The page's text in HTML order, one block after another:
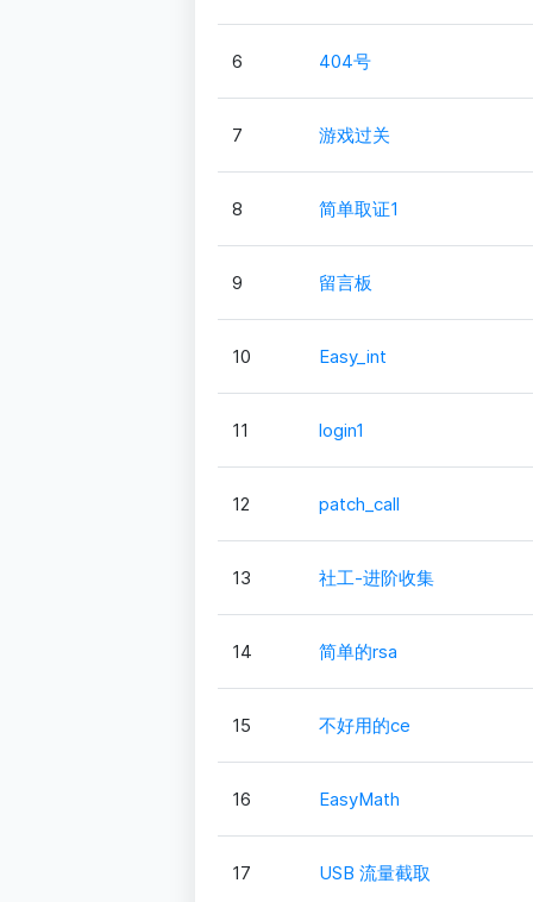
6 404号
7 游戏过关
8 简单取证1
9 留言板
10 Easy_int
11 login1
12 patch_call
13 社工-进阶收集
14 简单的rsa
15 不好用的ce
16 EasyMath
17 USB 流量截取